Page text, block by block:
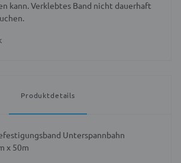
kann. Verklebtes Band nicht dauerhaft
Produktdetails
Unterspannbahn
x 50m